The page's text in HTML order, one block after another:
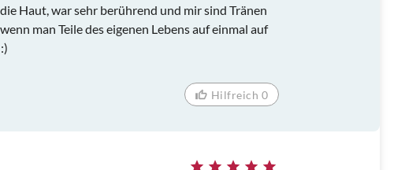
Haut, war sehr berührend und mir sind Tränen
man Teile des eigenen Lebens auf einmal auf
Hilfreich 0